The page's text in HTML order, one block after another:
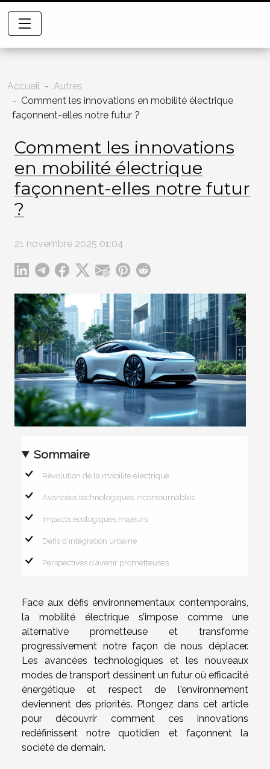
Accueil
Autres
Comment les innovations en mobilité électrique
façonnent-elles notre futur ?
Comment les innovations
en mobilité électrique
façonnent-elles notre futur
?
21 novembre 2025 01:04
Sommaire
Révolution de la mobilité électrique
Avancées technologiques incontournables
Impacts écologiques majeurs
Défis d’intégration urbaine
Perspectives d’avenir prometteuses
Face aux défis environnementaux contemporains,
la mobilité électrique s’impose comme une
alternative prometteuse et transforme
progressivement notre façon de nous déplacer.
Les avancées technologiques et les nouveaux
modes de transport dessinent un futur où efficacité
énergétique et respect de l'environnement
deviennent des priorités. Plongez dans cet article
pour découvrir comment ces innovations
redéfinissent notre quotidien et façonnent la
société de demain.